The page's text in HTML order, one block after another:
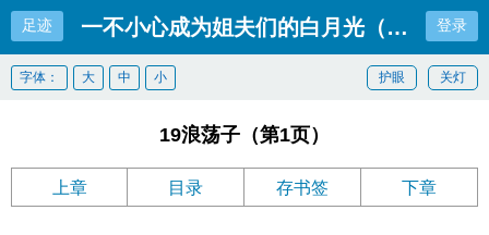
足迹 一不小心成为姐夫们的白月光（高干出轨
登录
关灯
护眼
字体： 大 中 小
19浪荡子（第1页）
上章 目录 存书签 下章